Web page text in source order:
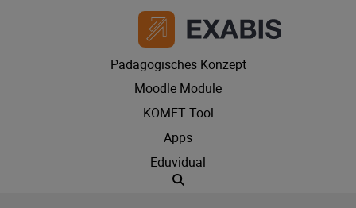
Pädagogisches Konzept
Moodle Module
KOMET Tool
Apps
Eduvidual